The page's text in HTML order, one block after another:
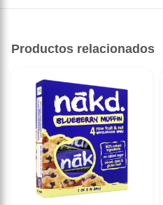
Mostaza de Dijón a la Antigua
La mostaza a la antigua de
enteras frescas. Esta
granulada y sabor fuerte.
Productos relacionados